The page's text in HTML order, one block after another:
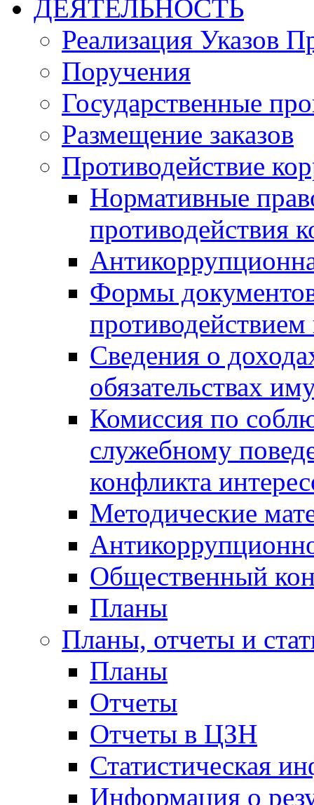
ДЕЯТЕЛЬНОСТЬ
Реализация Указов
Поручения
Государственные
Размещение заказов
Противодействие
Нормативные
противодействия
Формы
Сведения о
обязательствах
Комиссия по
служебному
конфликта
Методические
Общественный
Планы
Планы, отчеты и
Планы
Отчеты
Отчеты в ЦЗН
Статистическая
Информация о